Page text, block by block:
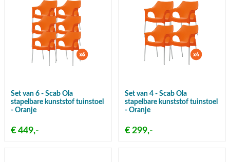
Set van 6 - Scab Ola
stapelbare kunststof tuinstoel
- Oranje
€ 449,-
Set van 4 - Scab Ola
stapelbare kunststof tuinstoel
- Oranje
€ 299,-